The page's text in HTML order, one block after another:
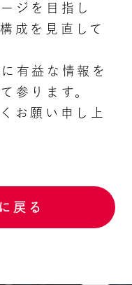
ジを目指し
成を見直して
有益な情報を
参ります。
お願い申し上
戻る